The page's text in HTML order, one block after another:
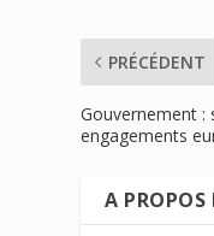
PRÉCÉDENT
Gouvernement :
engagements
A PROPOS